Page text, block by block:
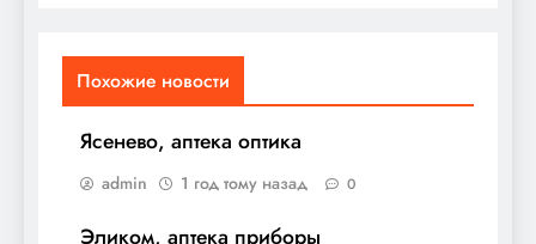
Похожие новости
Ясенево, аптека оптика
admin 1 год тому назад 0
Эликом, аптека приборы